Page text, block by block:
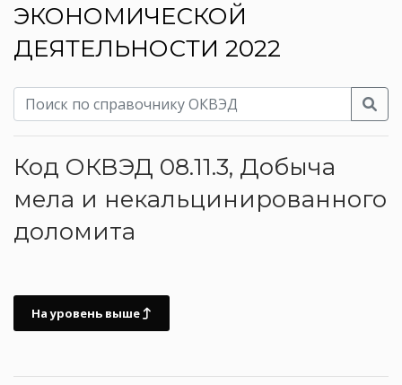
ЭКОНОМИЧЕСКОЙ
ДЕЯТЕЛЬНОСТИ 2022
Код ОКВЭД 08.11.3, Добыча
мела и некальцинированного
доломита
На уровень выше